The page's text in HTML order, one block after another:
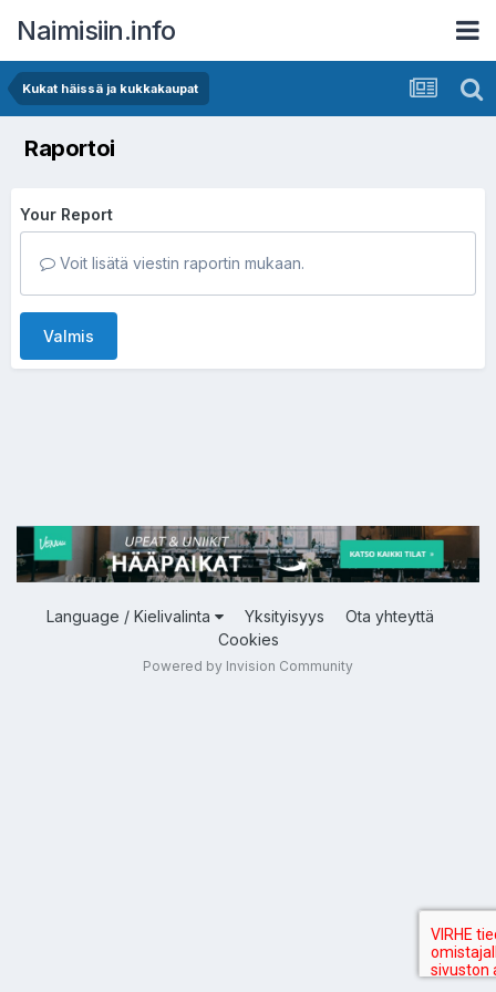
Naimisiin.info
Kukat häissä ja kukkakaupat
Raportoi
Your Report
Voit lisätä viestin raportin mukaan.
Valmis
Language / Kielivalinta Yksityisyys
Ota yhteyttä
Cookies
Powered by Invision Community